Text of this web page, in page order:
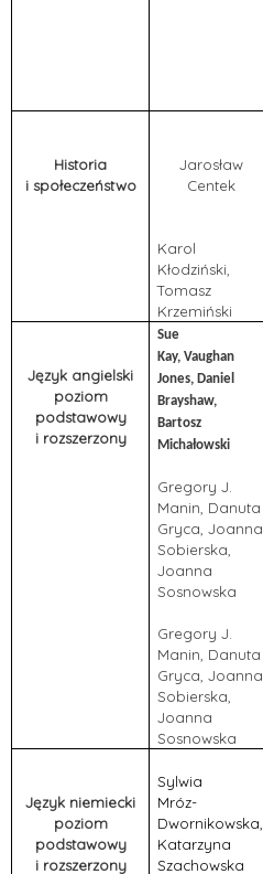
Historia
i społeczeństwo
Jarosław
Centek
Karol
Kłodziński,
Tomasz
Krzemiński
Język angielski
poziom
podstawowy
i rozszerzony
Sue
Kay, Vaughan
Jones, Daniel
Brayshaw,
Bartosz
Michałowski
Gregory J.
Manin, Danuta
Gryca, Joanna
Sobierska,
Joanna
Sosnowska
Gregory J.
Manin, Danuta
Gryca, Joanna
Sobierska,
Joanna
Sosnowska
Język niemiecki
poziom
podstawowy
i rozszerzony
Sylwia
Mróz-
Dwornikowska,
Katarzyna
Szachowska